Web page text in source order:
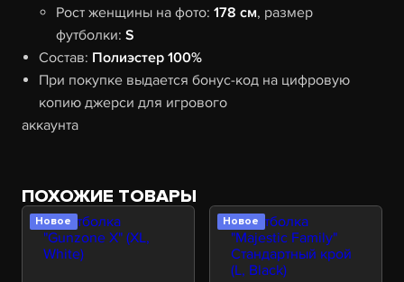
Рост женщины на фото:178 см, размер
футболки:S
Состав: Полиэстер 100%
При покупке выдается бонус-код на цифровую
копию джерси для игрового
аккаунта
ПОХОЖИЕ ТОВАРЫ
Новое Новое